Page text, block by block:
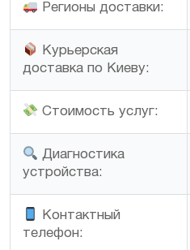
Регионы доставки:
Курьерская
доставка по Киеву:
Стоимость услуг:
Диагностика
устройства:
Контактный
телефон: